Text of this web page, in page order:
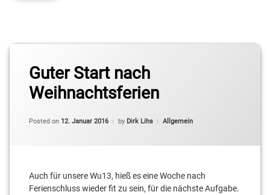
Guter Start nach
Weihnachtsferien
Posted on 12. Januar 2016 by Dirk Lihs Categories:
Allgemein
Auch für unsere Wu13, hieß es eine Woche nach
Ferienschluss wieder fit zu sein, für die nächste Aufgabe.